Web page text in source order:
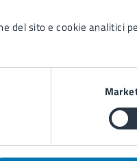
del sito e cookie analitici